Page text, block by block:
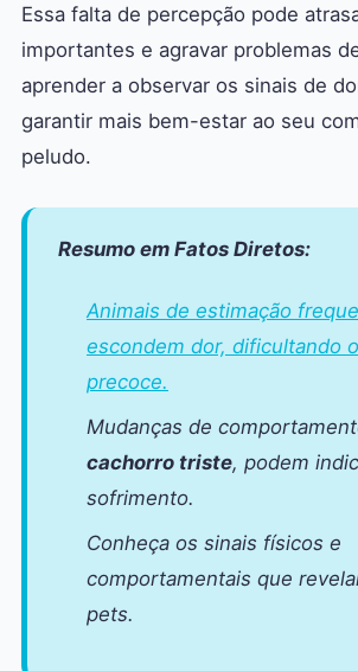
Essa falta de percepção pode
importantes e agravar problemas
aprender a observar os sinais de
garantir mais bem-estar ao seu
peludo.
Resumo em Fatos Diretos:
Animais de estimação
escondem dor, dificultando
precoce.
Mudanças de
cachorro triste, podem
sofrimento.
Conheça os sinais físicos e
comportamentais que
pets.